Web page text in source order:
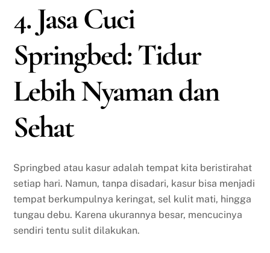
4. Jasa Cuci
Springbed: Tidur
Lebih Nyaman dan
Sehat
Springbed atau kasur adalah tempat kita beristirahat
setiap hari. Namun, tanpa disadari, kasur bisa menjadi
tempat berkumpulnya keringat, sel kulit mati, hingga
tungau debu. Karena ukurannya besar, mencucinya
sendiri tentu sulit dilakukan.